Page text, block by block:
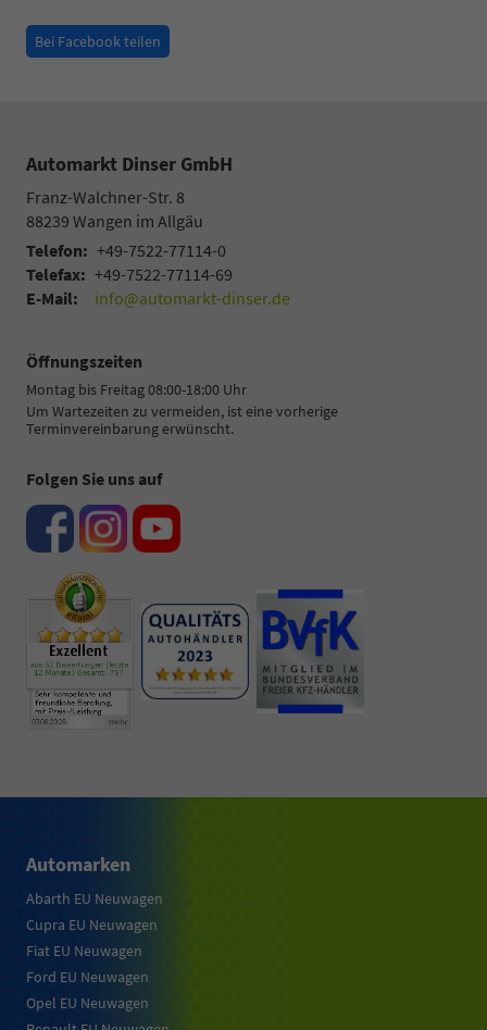
Bei Facebook teilen
Automarkt Dinser GmbH
Franz-Walchner-Str. 8
88239 Wangen im Allgäu
Telefon: +49-7522-77114-0
Telefax: +49-7522-77114-69
E-Mail:
info@automarkt-dinser.de
Öffnungszeiten
Montag bis Freitag 08:00-18:00 Uhr
Um Wartezeiten zu vermeiden, ist eine vorherige
Terminvereinbarung erwünscht.
Folgen Sie uns auf
Automarken
Abarth EU Neuwagen
Cupra EU Neuwagen
Fiat EU Neuwagen
Ford EU Neuwagen
Opel EU Neuwagen